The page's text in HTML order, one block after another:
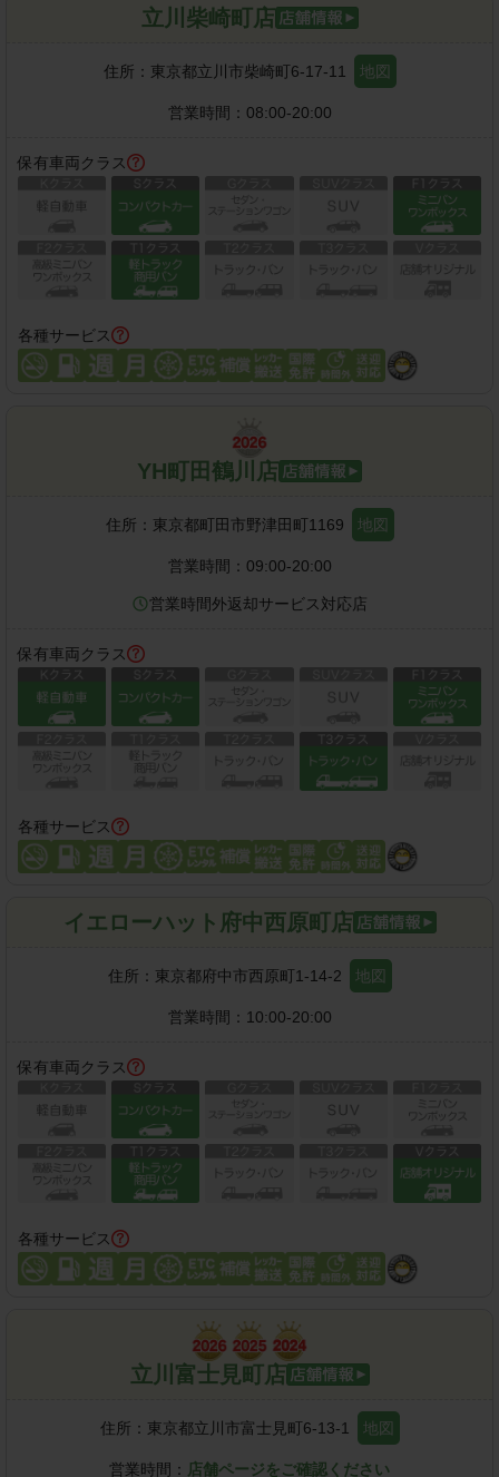
立川柴崎町店
住所： 東京都立川市柴崎町6-17-11 地図
営業時間： 08:00-20:00
保有車両クラス
各種サービス
YH町田鶴川店
住所： 東京都町田市野津田町1169 地図
営業時間： 09:00-20:00
営業時間外返却サービス対応店
保有車両クラス
各種サービス
イエローハット府中西原町店
住所： 東京都府中市西原町1-14-2 地図
営業時間： 10:00-20:00
保有車両クラス
各種サービス
立川富士見町店
住所： 東京都立川市富士見町6-13-1 地図
営業時間： 店舗ページをご確認ください